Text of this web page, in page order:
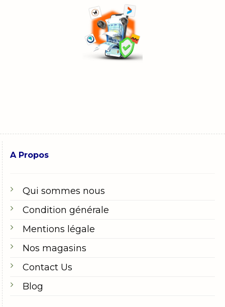
A Propos
Qui sommes nous
Condition générale
Mentions légale
Nos magasins
Contact Us
Blog